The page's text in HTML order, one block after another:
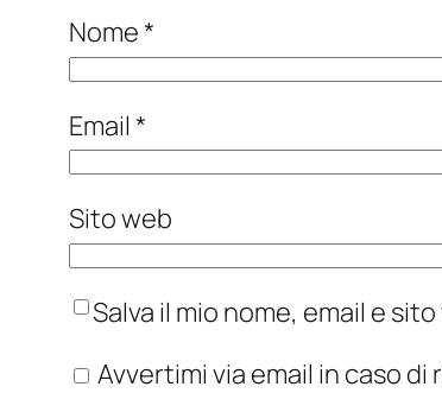
Nome*
Email *
Sito web
Salva il mio nome, email e
Avvertimi via email in caso